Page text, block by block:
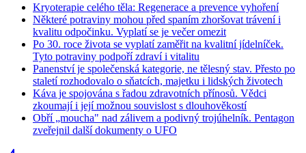
Kryoterapie celého těla: Regenerace a prevence vyhoření
Některé potraviny mohou před spaním zhoršovat trávení i
kvalitu odpočinku. Vyplatí se je večer omezit
Po 30. roce života se vyplatí zaměřit na kvalitní jídelníček.
Tyto potraviny podpoří zdraví i vitalitu
Panenství je společenská kategorie, ne tělesný stav. Přesto po
staletí rozhodovalo o sňatcích, majetku i lidských životech
Káva je spojována s řadou zdravotních přínosů. Vědci
zkoumají i její možnou souvislost s dlouhověkostí
Obří „moucha" nad zálivem a podivný trojúhelník. Pentagon
zveřejnil další dokumenty o UFO